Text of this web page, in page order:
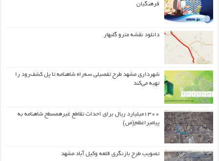
فرهنگیان
دانلود نقشه مترو گلبهار
شهرداری مشهد طرح تفصیلی سه‌راه شاهنامه تا پل کشف‌رود را
تهیه می‌کند
۱۳۰۰میلیارد ریال برای احداث تقاطع غیرهمسطح شاهنامه به
پیامبراعظم(ص)
تصویب طرح بازنگری قلعه وکیل آباد مشهد